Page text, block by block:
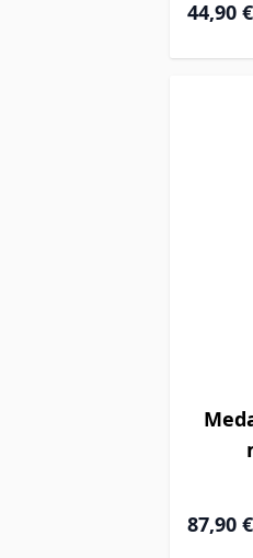
44,90 €
87,90 €